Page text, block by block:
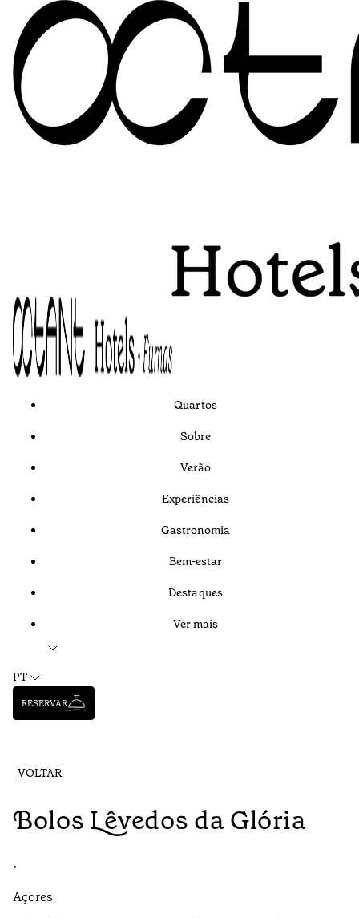
Quartos
Sobre
Verão
Experiências
Gastronomia
Bem-estar
Destaques
Ver mais
PT
RESERVAR
VOLTAR
Bolos Lêvedos da Glória
•
Açores